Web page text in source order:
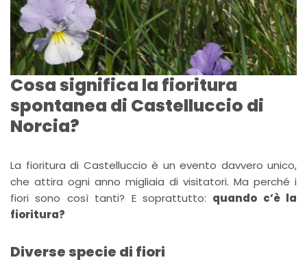
Cosa significa la fioritura
spontanea di Castelluccio di
Norcia?
La fioritura di Castelluccio è un evento davvero unico,
che attira ogni anno migliaia di visitatori. Ma perché i
fiori sono così tanti? E soprattutto: quando c’è la
fioritura?
Diverse specie di fiori